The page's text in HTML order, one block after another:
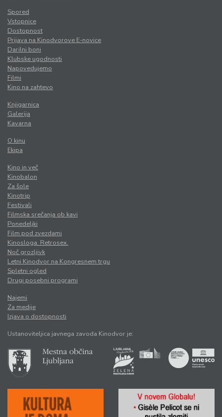
Spored
Vstopnice
Dostopnost
Prijava na Kinodvorove E-novice
Darilni boni
Klubske ugodnosti
Napovedujemo
Filmi
Kino na zahtevo
Knjigarnica
Galerija
Kavarna
O kinu
Ekipa
Kino in več
Kinobalon
Za šole
Kinotrip
Festivali
Filmska srečanja ob kavi
Ponedeljki
Film pod zvezdami
Kinosloga. Retrosex.
Noč grozljivk
Letni Kinodvor na Kongresnem trgu
Spletni ogled
Drugi posebni programi
Najemi
Za medije
Izjava o dostopnosti
Ustanoviteljica javnega zavoda Kinodvor je: